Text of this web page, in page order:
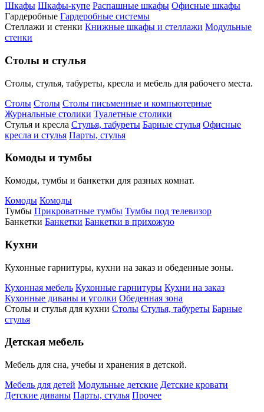
Шкафы Шкафы-купе Распашные шкафы Офисные шкафы
Гардеробные Гардеробные системы
Стеллажи и стенки Книжные шкафы и стеллажи Модульные
стенки
Столы и стулья
Столы, стулья, табуреты, кресла и мебель для рабочего места.
Столы Столы Столы письменные и компьютерные
Журнальные столики Туалетные столики
Стулья и кресла Стулья, табуреты Барные стулья Офисные
кресла и стулья Парты, стулья
Комоды и тумбы
Комоды, тумбы и банкетки для разных комнат.
Комоды Комоды
Тумбы Прикроватные тумбы Тумбы под телевизор
Банкетки Банкетки Банкетки в прихожую
Кухни
Кухонные гарнитуры, кухни на заказ и обеденные зоны.
Кухонная мебель Кухонные гарнитуры Кухни на заказ
Кухонные диваны и уголки Обеденная зона
Столы и стулья для кухни Столы Стулья, табуреты Барные
стулья
Детская мебель
Мебель для сна, учебы и хранения в детской.
Мебель для детей Модульные детские Детские кровати
Детские диваны Парты, стулья Прочее